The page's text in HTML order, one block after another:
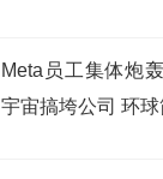
Meta员工集体炮
宇宙搞垮公司 环